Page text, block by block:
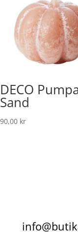
DECO
Sand
90,00 kr